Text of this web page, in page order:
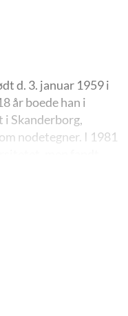
d. 3. januar 1959 i
år boede han i
i Skanderborg,
nodetegner. I 1981